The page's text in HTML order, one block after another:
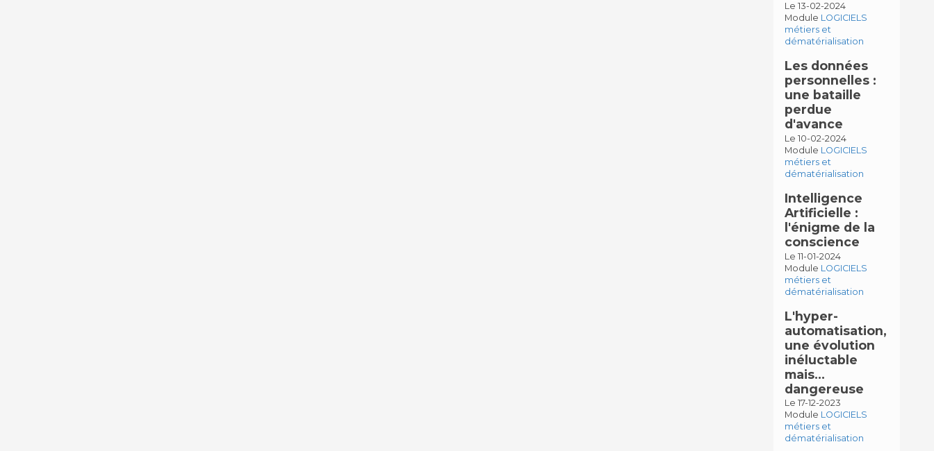
Le 13-02-2024
Module LOGICIELS
métiers et
dématérialisation
Les données
personnelles :
une bataille
perdue
d'avance
Le 10-02-2024
Module LOGICIELS
métiers et
dématérialisation
Intelligence
Artificielle :
l'énigme de la
conscience
Le 11-01-2024
Module LOGICIELS
métiers et
dématérialisation
L'hyper-
automatisation,
une évolution
inéluctable
mais…
dangereuse
Le 17-12-2023
Module LOGICIELS
métiers et
dématérialisation